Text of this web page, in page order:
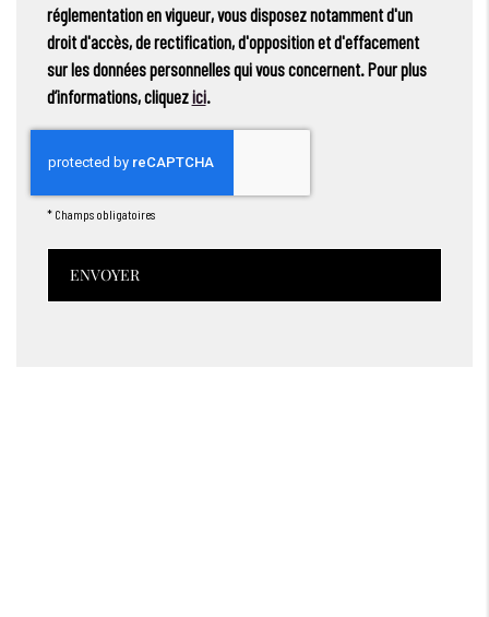
réglementation en vigueur, vous disposez notamment d'un
droit d'accès, de rectification, d'opposition et d'effacement
sur les données personnelles qui vous concernent. Pour plus
d’informations, cliquezici.
* Champs obligatoires